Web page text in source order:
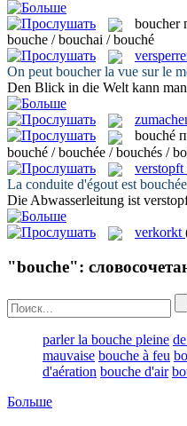
boucher
bouche / bouchai / bouché
On peut boucherla vue sur le
Den Blick in die Welt kann
bouché
bouché / bouchée / bouchés /
verstopft
La conduite d'égout est bouchée
Die Abwasserleitung ist
verkorkt
"bouche":
parler la bouche pleine
mauvaise bouche à feu
d'aération bouche d'air
Больше